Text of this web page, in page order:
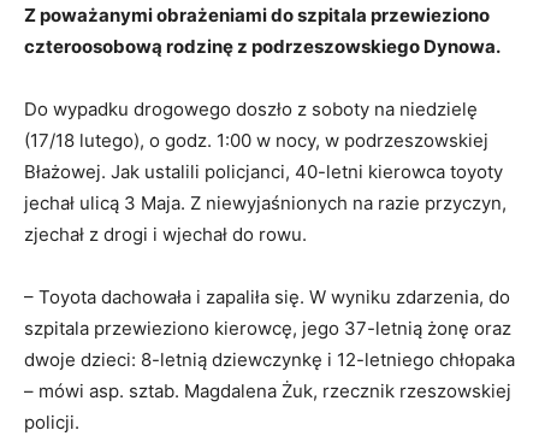
Z poważanymi obrażeniami do szpitala przewieziono
czteroosobową rodzinę z podrzeszowskiego Dynowa.
Do wypadku drogowego doszło z soboty na niedzielę
(17/18 lutego), o godz. 1:00 w nocy, w podrzeszowskiej
Błażowej. Jak ustalili policjanci, 40-letni kierowca toyoty
jechał ulicą 3 Maja. Z niewyjaśnionych na razie przyczyn,
zjechał z drogi i wjechał do rowu.
– Toyota dachowała i zapaliła się. W wyniku zdarzenia, do
szpitala przewieziono kierowcę, jego 37-letnią żonę oraz
dwoje dzieci: 8-letnią dziewczynkę i 12-letniego chłopaka
– mówi asp. sztab. Magdalena Żuk, rzecznik rzeszowskiej
policji.